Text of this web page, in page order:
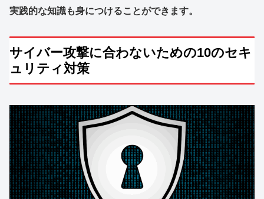
実践的な知識も身につけることができます。
サイバー攻撃に合わないための10のセキ
ュリティ対策